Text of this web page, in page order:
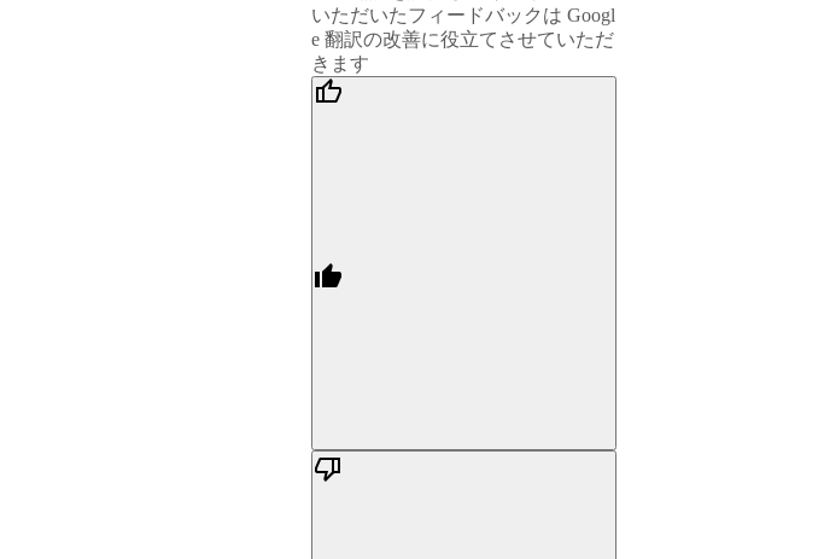
いただいたフィードバックは Googl
e 翻訳の改善に役立てさせていただ
きます